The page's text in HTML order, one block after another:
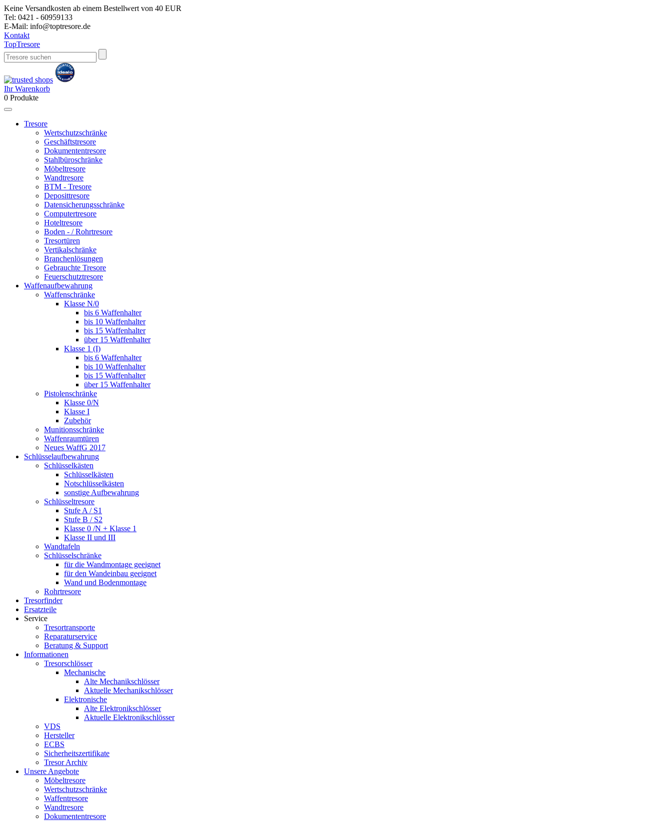
Keine Versandkosten ab einem Bestellwert von 40 EUR
Tel: 0421 - 60959133
E-Mail: info@toptresore.de
Kontakt
TopTresore
Ihr Warenkorb
0 Produkte
Tresore
Wertschutzschränke
Geschäftstresore
Dokumententresore
Stahlbüroschränke
Möbeltresore
Wandtresore
BTM - Tresore
Deposittresore
Datensicherungsschränke
Computertresore
Hoteltresore
Boden - / Rohrtresore
Tresortüren
Vertikalschränke
Branchenlösungen
Gebrauchte Tresore
Feuerschutztresore
Waffenaufbewahrung
Waffenschränke
Klasse N/0
bis 6 Waffenhalter
bis 10 Waffenhalter
bis 15 Waffenhalter
über 15 Waffenhalter
Klasse 1 (I)
bis 6 Waffenhalter
bis 10 Waffenhalter
bis 15 Waffenhalter
über 15 Waffenhalter
Pistolenschränke
Klasse 0/N
Klasse I
Zubehör
Munitionsschränke
Waffenraumtüren
Neues WaffG 2017
Schlüsselaufbewahrung
Schlüsselkästen
Schlüsselkästen
Notschlüsselkästen
sonstige Aufbewahrung
Schlüsseltresore
Stufe A / S1
Stufe B / S2
Klasse 0 /N + Klasse 1
Klasse II und III
Wandtafeln
Schlüsselschränke
für die Wandmontage geeignet
für den Wandeinbau geeignet
Wand und Bodenmontage
Rohrtresore
Tresorfinder
Ersatzteile
Service
Tresortransporte
Reparaturservice
Beratung & Support
Informationen
Tresorschlösser
Mechanische
Alte Mechanikschlösser
Aktuelle Mechanikschlösser
Elektronische
Alte Elektronikschlösser
Aktuelle Elektronikschlösser
VDS
Hersteller
ECBS
Sicherheitszertifikate
Tresor Archiv
Unsere Angebote
Möbeltresore
Wertschutzschränke
Waffentresore
Wandtresore
Dokumententresore